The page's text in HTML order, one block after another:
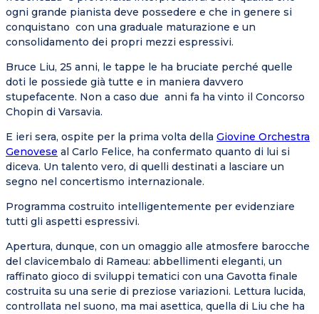
ogni grande pianista deve possedere e che in genere si
conquistano con una graduale maturazione e un
consolidamento dei propri mezzi espressivi.
Bruce Liu, 25 anni, le tappe le ha bruciate perché quelle
doti le possiede già tutte e in maniera davvero
stupefacente. Non a caso due anni fa ha vinto il Concorso
Chopin di Varsavia.
E ieri sera, ospite per la prima volta della Giovine Orchestra
Genovese al Carlo Felice, ha confermato quanto di lui si
diceva. Un talento vero, di quelli destinati a lasciare un
segno nel concertismo internazionale.
Programma costruito intelligentemente per evidenziare
tutti gli aspetti espressivi.
Apertura, dunque, con un omaggio alle atmosfere barocche
del clavicembalo di Rameau: abbellimenti eleganti, un
raffinato gioco di sviluppi tematici con una Gavotta finale
costruita su una serie di preziose variazioni. Lettura lucida,
controllata nel suono, ma mai asettica, quella di Liu che ha